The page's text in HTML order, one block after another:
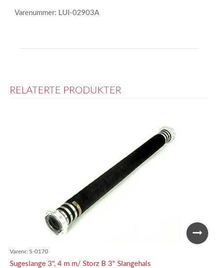
Varenummer: LUI-02903A
RELATERTE PRODUKTER
Varenr: S-0170
Sugeslange 3'', 4 m m/ Storz B 3" Slangehals